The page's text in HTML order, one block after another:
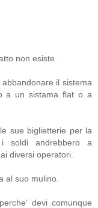
non esiste.
il sistema
a un sistama flat o a
sue biglietterie per la
soldi andrebbero a
diversi operatori.
al suo mulino.
devi comunque